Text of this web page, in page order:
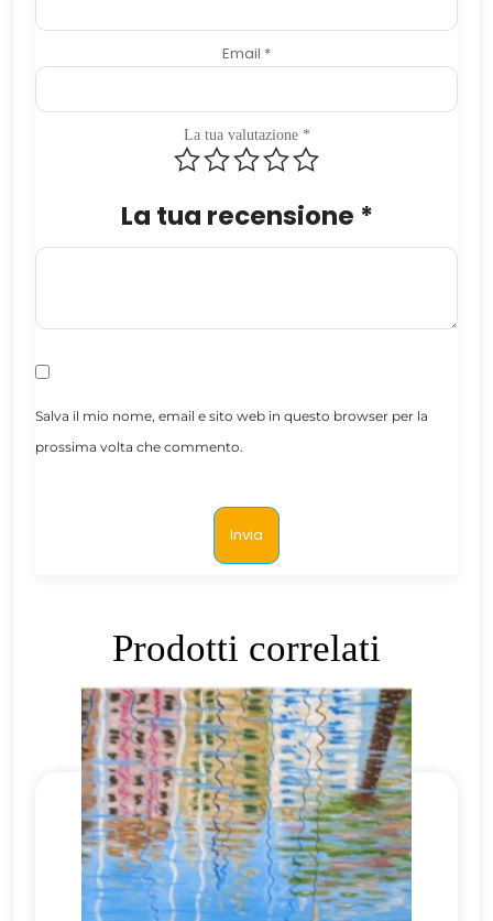
Email *
La tua valutazione *
La tua recensione *
Salva il mio nome, email e sito web in questo browser per la
prossima volta che commento.
Prodotti correlati